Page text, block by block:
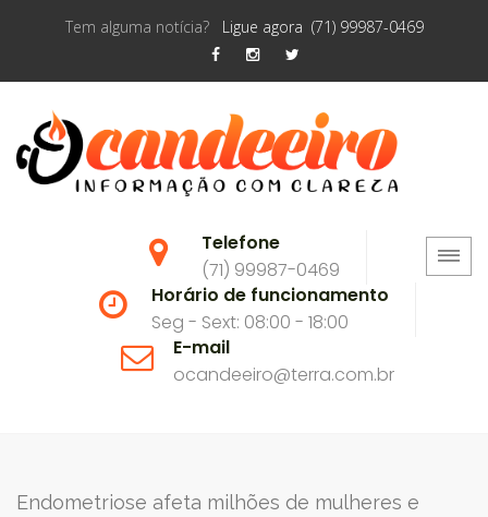
Tem alguma notícia? Ligue agora (71) 99987-0469
Telefone
(71) 99987-0469
Horário de funcionamento
Seg - Sext: 08:00 - 18:00
E-mail
ocandeeiro@terra.com.br
Endometriose afeta milhões de mulheres e